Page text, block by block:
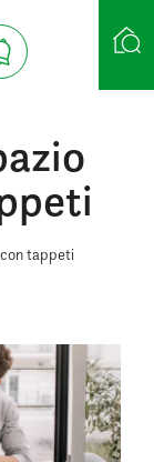
tappeti